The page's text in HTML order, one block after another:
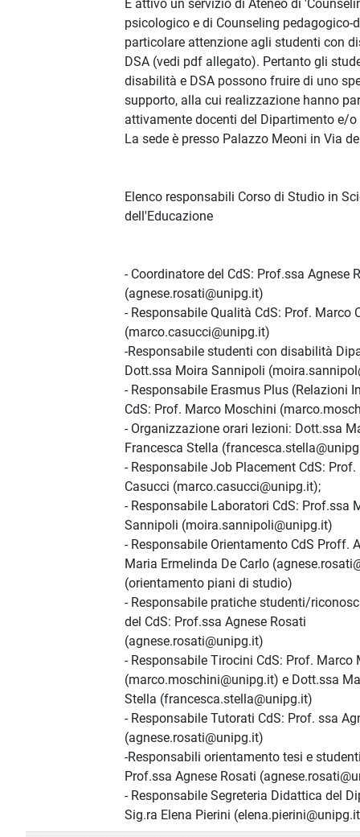
È attivo un servizio di Ateneo di
psicologico e di Counseling pedagogico-
particolare attenzione agli studenti con
DSA (vedi pdf allegato). Pertanto gli
disabilità e DSA possono fruire di uno
supporto, alla cui realizzazione hanno
attivamente docenti del Dipartimento e/o
La sede è presso Palazzo Meoni in Via
Elenco responsabili Corso di Studio in
dell'Educazione
- Coordinatore del CdS: Prof.ssa Agnese
(agnese.rosati@unipg.it)
- Responsabile Qualità CdS: Prof. Marco
(marco.casucci@unipg.it)
-Responsabile studenti con disabilità
Dott.ssa Moira Sannipoli
- Responsabile Erasmus Plus (Relazioni
CdS: Prof. Marco Moschini
- Organizzazione orari lezioni: Dott.ssa
Francesca Stella
- Responsabile Job Placement CdS:
Casucci (marco.casucci@unipg.it);
- Responsabile Laboratori CdS: Prof.ssa
Sannipoli (moira.sannipoli@unipg.it)
- Responsabile Orientamento CdS Proff.
Maria Ermelinda De Carlo
(orientamento piani di studio)
- Responsabile pratiche studenti/
del CdS: Prof.ssa Agnese Rosati
(agnese.rosati@unipg.it)
- Responsabile Tirocini CdS: Prof. Marco
(marco.moschini@unipg.it) e Dott.ssa
Stella (francesca.stella@unipg.it)
- Responsabile Tutorati CdS: Prof. ssa
(agnese.rosati@unipg.it)
-Responsabili orientamento tesi e
Prof.ssa Agnese Rosati
- Responsabile Segreteria Didattica del
Sig.ra Elena Pierini